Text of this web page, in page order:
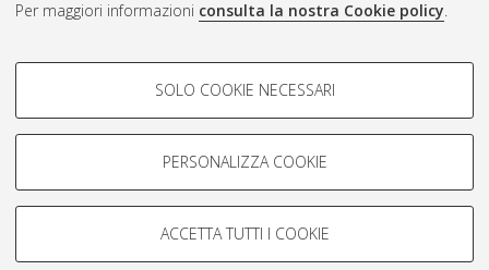
Per maggiori informazioni consulta la nostra Cookie policy.
COOKIE DI PROFILAZIONE -
Si tratta di cookie utilizzati per analizzare le caratteristiche della
navigazione degli utenti, creare profili in base al loro comportamento
Mostra cookie di profilazione
COOKIE TECNICI - NECESSARI
SOLO COOKIE NECESSARI
PERSONALIZZA COOKIE
ACCETTA TUTTI I COOKIE
ISSN: 2038-7946
Impostazioni Cookie
Informativa sulla privacy
Condizioni d’uso del sito